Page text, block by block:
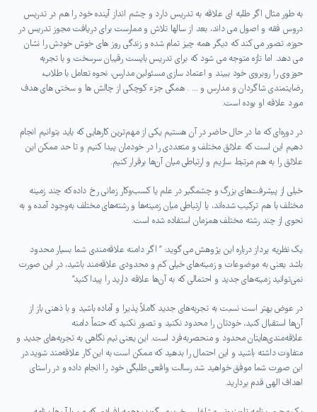
به طور مثال اگر طلبه ای علاقه به تدریس دارد و چشم انداز آینده خود را هم در تدریس
دروس فقه و اصول می داند، بعد از سالها تلاش و ممارست برای دریافت مجوز تدریس در
حوزه، تصور می کند که دیگر همه چیز تمام شده و زندگی روز های خوش خودش را نشان
می دهد. اما تازه متوجه می شود که برای تدریس بایست رقیبان سرسخت و با تجربه
حوزوی را روبروی خود ببیند و اعتماد سازی مسئولین مدارس، نحوه تعامل با طلاب،
رضایتمندی شاگردان و مدارس و … . همگی جزء کوچکی از چالش ها و سختی های هدف
مورد علاقه او بوده است.
در دوره‌ای که ما در حال حاضر در آن هستیم یکی از مهم‌ترین کارهایی که باید بتوانیم انجام
دهیم این است که علائق مختلف و متعددی را در خودمان پیدا کنیم و تا حد ممکن این
علائق را به هم مرتبط سازیم و ارتباطی میان آن‌ها برقرار کنیم.
خیلی از پیشرفت‌های بزرگ و چشمگیر در علم یا کسب‌و‌کار زمانی رخ داده که چند زمینه
مختلف با هم ترکیب شده‌اند، یا ارتباطی میان زمینه‌ها و رشته‌های مختلف به‌وجود آمده و به
نحوی از چند رشته مختلف همزمان استفاده شده است.
یک نظریه پرداز درباره این پژوهش می گوید: ” اگر دامنه علاقه‌مندی شما بسیار محدود
باشد یعنی به موضوعات و زمینه‌های خیلی کم و محدودی علاقه‌مند باشید، در این صورت
نمی‌توانید زمینه‌های جدید و احتمالی که به آن‌ها علاقه دارید را پیدا کنید”
در عوض بهتر است نسبت به تجربه‌های جدید کاملاً پذیرا و آماده باشید و با ذهنی باز از
آن‌ها استقبال کنید، خودتان را محدود نکنید و تصور نکنید که حتماً دامنه
علاقه‌مندی‌هایتان محدود و منحصربه‌فرد است. این یعنی نیم نگاهی به تجربه‌های جدید و
متفاوت داشته باشید و این احتمال را بدهید که ممکن است به این کار علاقه‌مند شوید.در
این صورت شما موفق خواهید شد رسالت واقعی طلبگی خود را انجام داده و در راستای
اهداف الهی قدم بردارید.